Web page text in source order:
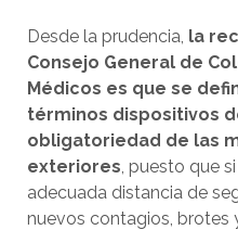
Desde la prudencia, la
Consejo General de
Médicos es que se
términos dispositivos
obligatoriedad de las
exteriores, puesto que
adecuada distancia de
nuevos contagios, brotes